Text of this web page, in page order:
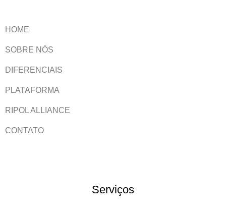
HOME
SOBRE NÓS
DIFERENCIAIS
PLATAFORMA
RIPOL ALLIANCE
CONTATO
Serviços